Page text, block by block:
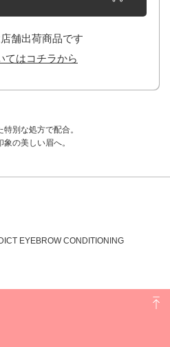
舗出荷商品です
てはコチラから
別な処方で配合。
の美しい眉へ。
EYEBROW CONDITIONING